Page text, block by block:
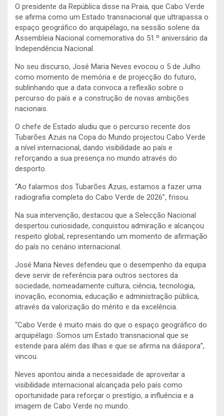
O presidente da República disse na Praia, que Cabo Verde
se afirma como um Estado transnacional que ultrapassa o
espaço geográfico do arquipélago, na sessão solene da
Assembleia Nacional comemorativa do 51.º aniversário da
Independência Nacional.
No seu discurso, José Maria Neves evocou o 5 de Julho
como momento de memória e de projecção do futuro,
sublinhando que a data convoca a reflexão sobre o
percurso do país e a construção de novas ambições
nacionais.
O chefe de Estado aludiu que o percurso recente dos
Tubarões Azuis na Copa do Mundo projectou Cabo Verde
a nível internacional, dando visibilidade ao país e
reforçando a sua presença no mundo através do
desporto.
“Ao falarmos dos Tubarões Azuis, estamos a fazer uma
radiografia completa do Cabo Verde de 2026”, frisou.
Na sua intervenção, destacou que a Selecção Nacional
despertou curiosidade, conquistou admiração e alcançou
respeito global, representando um momento de afirmação
do país no cenário internacional.
José Maria Neves defendeu que o desempenho da equipa
deve servir de referência para outros sectores da
sociedade, nomeadamente cultura, ciência, tecnologia,
inovação, economia, educação e administração pública,
através da valorização do mérito e da excelência.
“Cabo Verde é muito mais do que o espaço geográfico do
arquipélago. Somos um Estado transnacional que se
estende para além das ilhas e que se afirma na diáspora”,
vincou.
Neves apontou ainda a necessidade de aproveitar a
visibilidade internacional alcançada pelo país como
oportunidade para reforçar o prestígio, a influência e a
imagem de Cabo Verde no mundo.